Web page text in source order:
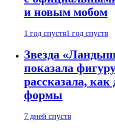
и новым мобом
1 год спустя1 год спустя
Звезда
показала
рассказала,
формы
7 дней спустя